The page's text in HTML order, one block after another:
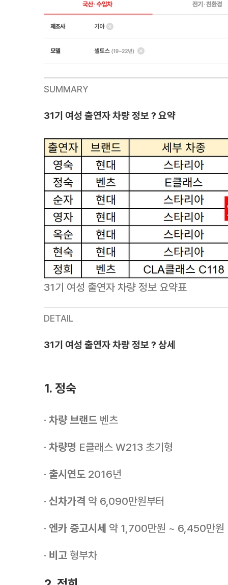
SUMMARY
31기 여성 출연자 차량 정보 ? 요약
31기 여성 출연자 차량 정보 요약표
DETAIL
31기 여성 출연자 차량 정보 ? 상세
1. 정숙
· 차량 브랜드 벤츠
· 차량명 E클래스 W213 초기형
· 출시연도 2016년
· 신차가격 약 6,090만원부터
· 엔카 중고시세 약 1,700만원 ~ 6,450만원
· 비고 형부차